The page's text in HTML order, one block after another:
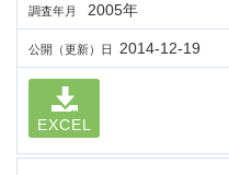
調査年月 2005年
公開（更新）日 2014-12-19
EXCEL